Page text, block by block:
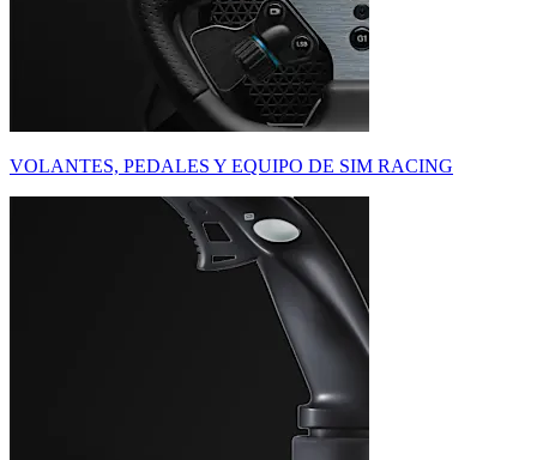
VOLANTES, PEDALES Y EQUIPO DE SIM RACING